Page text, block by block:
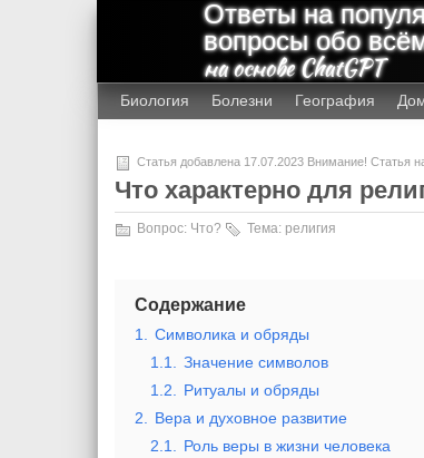
Ответы на
вопросы обо
на основе ChatGPT
Биология Болезни География
Статья добавлена 17.07.2023 Внимание! Статья
Что характерно для
Вопрос: Что? Тема: религия
Содержание
1.
Символика и обряды
1.1.
Значение символов
1.2.
Ритуалы и обряды
2.
Вера и духовное развитие
2.1.
Роль веры в жизни человека